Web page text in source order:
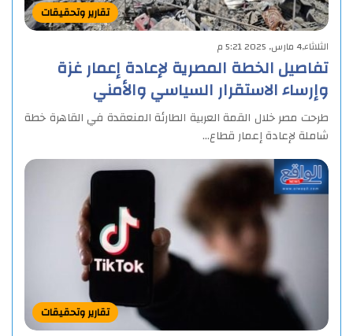
تقارير وتحقيقات
الثلاثاء,4 مارس, 2025 5:21 م
تفاصيل الخطة المصرية لإعادة إعمار غزة
وإرساء الاستقرار السياسي والأمني
طرحت مصر خلال القمة العربية الطارئة المنعقدة في القاهرة خطة
شاملة لإعادة إعمار قطاع…
تقارير وتحقيقات